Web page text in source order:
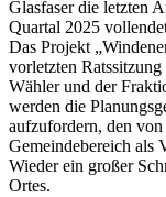
Glasfaser die letzten
Quartal 2025
Das Projekt
vorletzten
Wähler und der
werden die
aufzufordern, den
Gemeindebereich als
Wieder ein großer
Ortes.